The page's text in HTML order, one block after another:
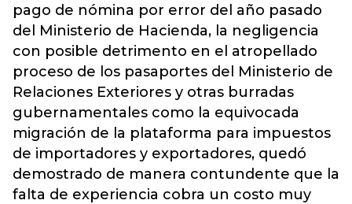
pago de nómina por error del año pasado
del Ministerio de Hacienda, la negligencia
con posible detrimento en el atropellado
proceso de los pasaportes del Ministerio de
Relaciones Exteriores y otras burradas
gubernamentales como la equivocada
migración de la plataforma para impuestos
de importadores y exportadores, quedó
demostrado de manera contundente que la
falta de experiencia cobra un costo muy